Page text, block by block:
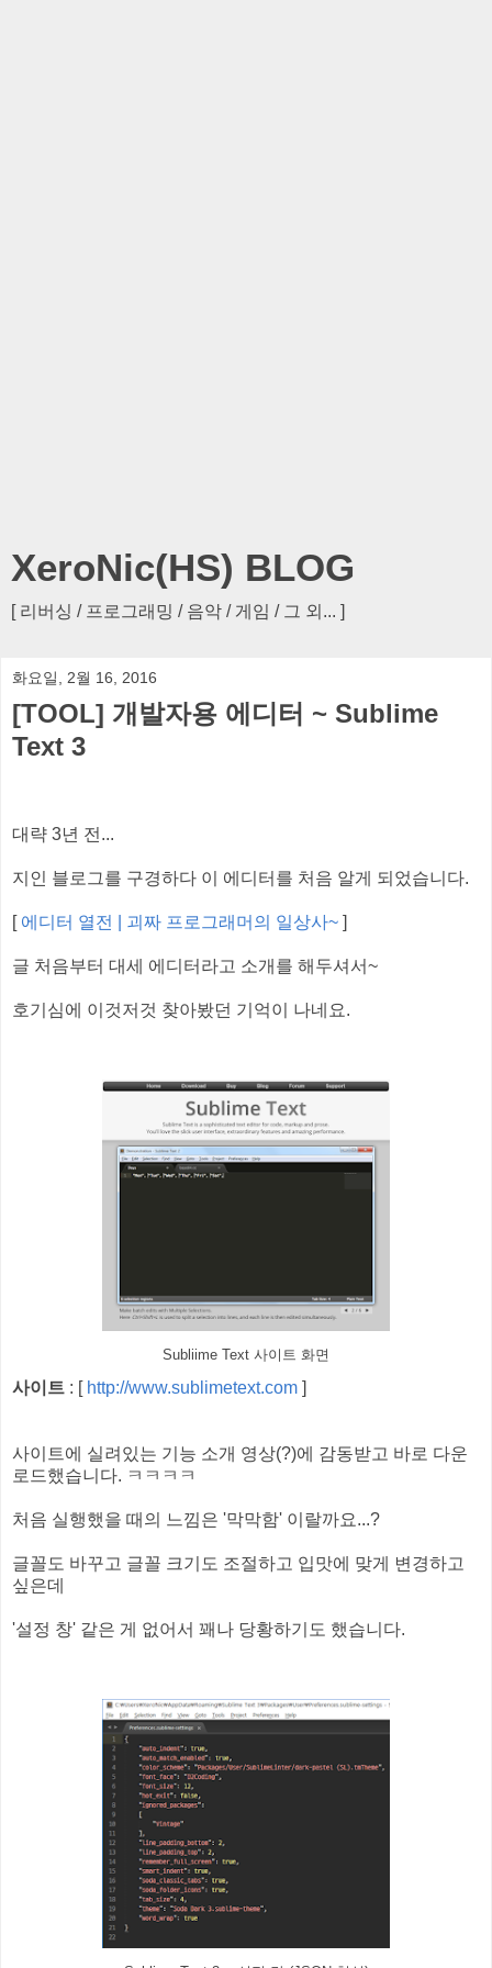
XeroNic(HS) BLOG
[ 리버싱 / 프로그래밍 / 음악 / 게임 / 그 외... ]
화요일, 2월 16, 2016
[TOOL] 개발자용 에디터 ~ Sublime
Text 3
대략 3년 전...
지인 블로그를 구경하다 이 에디터를 처음 알게 되었습니다.
[ 에디터 열전 | 괴짜 프로그래머의 일상사~ ]
글 처음부터 대세 에디터라고 소개를 해두셔서~
호기심에 이것저것 찾아봤던 기억이 나네요.
Subliime Text 사이트 화면
사이트 : [ http://www.sublimetext.com ]
사이트에 실려있는 기능 소개 영상(?)에 감동받고 바로 다운
로드했습니다. ㅋㅋㅋㅋ
처음 실행했을 때의 느낌은 '막막함' 이랄까요...?
글꼴도 바꾸고 글꼴 크기도 조절하고 입맛에 맞게 변경하고
싶은데
'설정 창' 같은 게 없어서 꽤나 당황하기도 했습니다.